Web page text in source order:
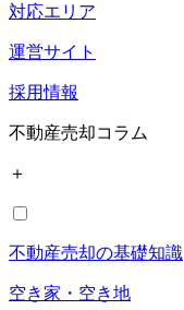
対応エリア
運営サイト
採用情報
不動産売却コラム
＋
不動産売却の基礎知識
空き家・空き地